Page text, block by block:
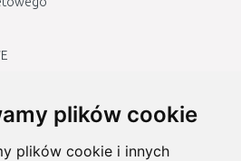
plików cookie
plików cookie i innych